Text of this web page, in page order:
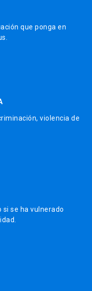
que ponga en
violencia de
se ha vulnerado